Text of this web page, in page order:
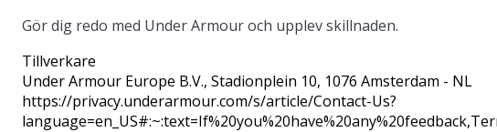
Gör dig redo med Under Armour och upplev skillnaden.
Tillverkare
Under Armour Europe B.V., Stadionplein 10, 1076 Amsterdam - NL
https://privacy.underarmour.com/s/article/Contact-Us?